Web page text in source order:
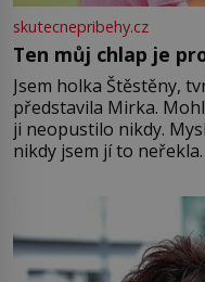
skutecnepribehy.cz
Ten můj chlap je
Jsem holka Štěstěny,
představila Mirka.
ji neopustilo nikdy.
nikdy jsem jí to
Jsme spolu moc rádi